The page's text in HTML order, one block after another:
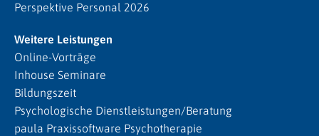
Perspektive Personal 2026
Weitere Leistungen
Online-Vorträge
Inhouse Seminare
Bildungszeit
Psychologische Dienstleistungen/Beratung
paula Praxissoftware Psychotherapie